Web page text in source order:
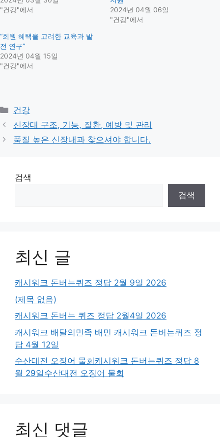
"건강"에서
2024년 04월 06일
"건강"에서
“회원 혜택을 고려한 교육과 발
전 연구”
2024년 04월 15일
"건강"에서
Categories
건강
신장대 구조, 기능, 질환, 예방 및 관리
품질 높은 신장내과 찾으셔야 합니다.
검색
검색
최신 글
캐시워크 돈버는퀴즈 정답 2월 9일 2026
(제목 없음)
캐시워크 돈버는 퀴즈 정답 2월4일 2026
캐시워크 배달의민족 배민 캐시워크 돈버는퀴즈 정
답 4월 12일
수산대전 오징어 물회캐시워크 돈버는퀴즈 정답 8
월 29일수산대전 오징어 물회
최신 댓글